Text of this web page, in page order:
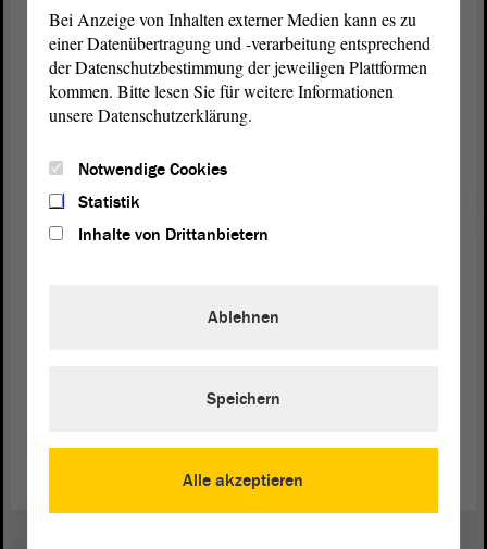
Nachbarschaftspark Gartenstraße in Dessau-Roßlau sowie der
Umbau und die Sanierung einer ehemaligen Scheune zu einem
Wohnhaus in Ummendorf.
Der Publikumspreis 2025 ging an das Konzerthaus Liebfrauen in
Wernigerode. Das leerstehende Barockgebäude sei durch sensible
Konzerthaus überführt worden, so die Architektenkammer.
Was ist der Architekturpreis?
zeichnen sich durch besondere gestalterische Qualität, Innovation
Bei Anzeige von Inhalten externer Medien kann es zu
einer Datenübertragung und -verarbeitung entsprechend
der Datenschutzbestimmung der jeweiligen Plattformen
kommen. Bitte lesen Sie für weitere Informationen
unsere Datenschutzerklärung.
Notwendige Cookies
Statistik
Inhalte von Drittanbietern
Alle akzeptieren
Ablehnen
Speichern